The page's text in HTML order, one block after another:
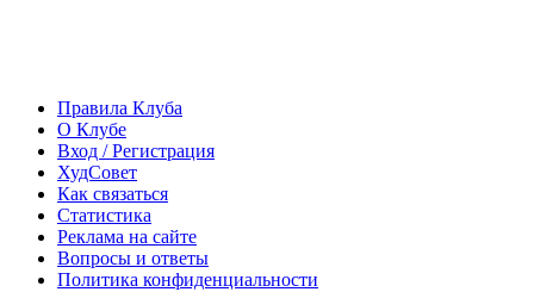
Правила Клуба
О Клубе
Вход / Регистрация
ХудСовет
Как связаться
Статистика
Реклама на сайте
Вопросы и ответы
Политика конфиденциальности